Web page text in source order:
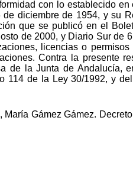
con lo establecido
diciembre de 1954, y su
que se publicó en el
de 2000, y Diario Sur de
licencias o
Contra la presente
de la Junta de Andalucía,
114 de la Ley 30/1992, y
Gámez Gámez.